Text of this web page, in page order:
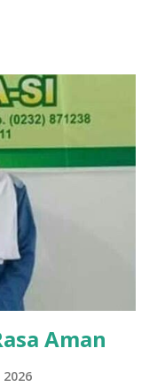
Menurut
menak
sebelah utara Dusun
pangguyangan badak
yang sering
terbanglah ke
istilah Cisantana-
sudah disebut
Aman